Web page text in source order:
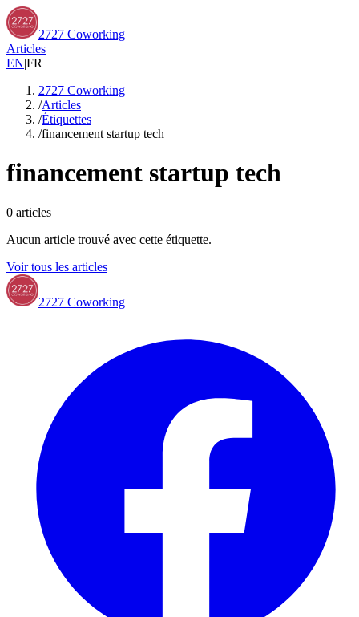
2727 Coworking
Articles
EN|FR
2727 Coworking
/Articles
/Étiquettes
/financement startup tech
financement startup tech
0 articles
Aucun article trouvé avec cette étiquette.
Voir tous les articles
2727 Coworking